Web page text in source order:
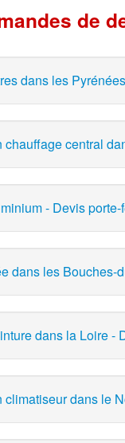
de
dans les
central
- Devis
dans les
dans la Loire -
dans le